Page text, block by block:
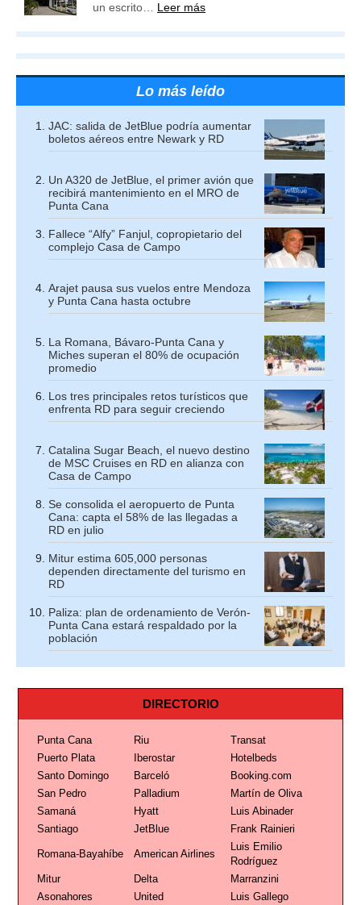
un escrito… Leer más
Lo más leído
JAC: salida de JetBlue podría aumentar
boletos aéreos entre Newark y RD
Un A320 de JetBlue, el primer avión que
recibirá mantenimiento en el MRO de
Punta Cana
Fallece “Alfy” Fanjul, copropietario del
complejo Casa de Campo
Arajet pausa sus vuelos entre Mendoza
y Punta Cana hasta octubre
La Romana, Bávaro-Punta Cana y
Miches superan el 80% de ocupación
promedio
Los tres principales retos turísticos que
enfrenta RD para seguir creciendo
Catalina Sugar Beach, el nuevo destino
de MSC Cruises en RD en alianza con
Casa de Campo
Se consolida el aeropuerto de Punta
Cana: capta el 58% de las llegadas a
RD en julio
Mitur estima 605,000 personas
dependen directamente del turismo en
RD
Paliza: plan de ordenamiento de Verón-
Punta Cana estará respaldado por la
población
DIRECTORIO
Punta Cana Riu
Transat
Puerto Plata
Iberostar
Hotelbeds
Santo Domingo
Barceló
Booking.com
San Pedro
Palladium
Martín de Oliva
Samaná
Hyatt
Luis Abinader
Santiago
JetBlue Frank Rainieri
Romana-Bayahíbe American Airlines
Luis Emilio
Rodríguez
Mitur
Delta
Marranzini
Asonahores
United Luis Gallego